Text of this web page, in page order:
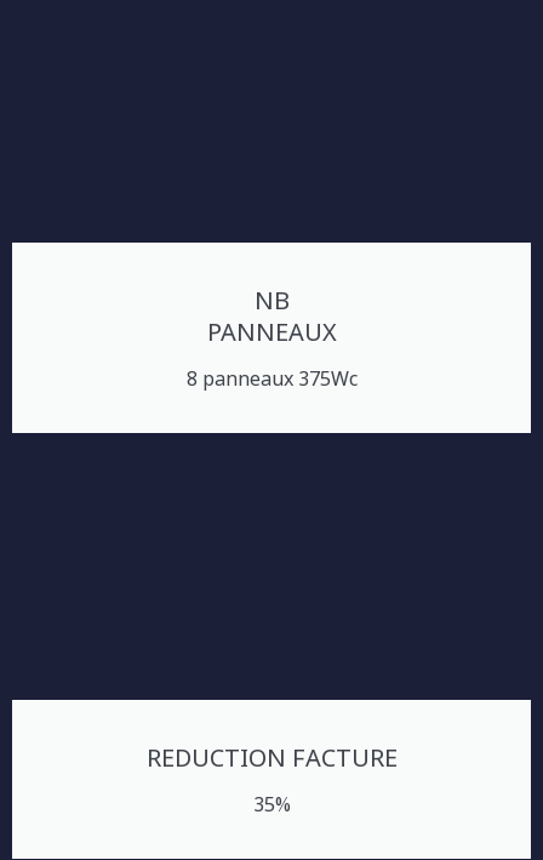
NB
PANNEAUX
8 panneaux 375Wc
REDUCTION FACTURE
35%